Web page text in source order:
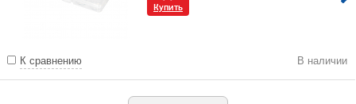
Купить
К сравнению В наличии